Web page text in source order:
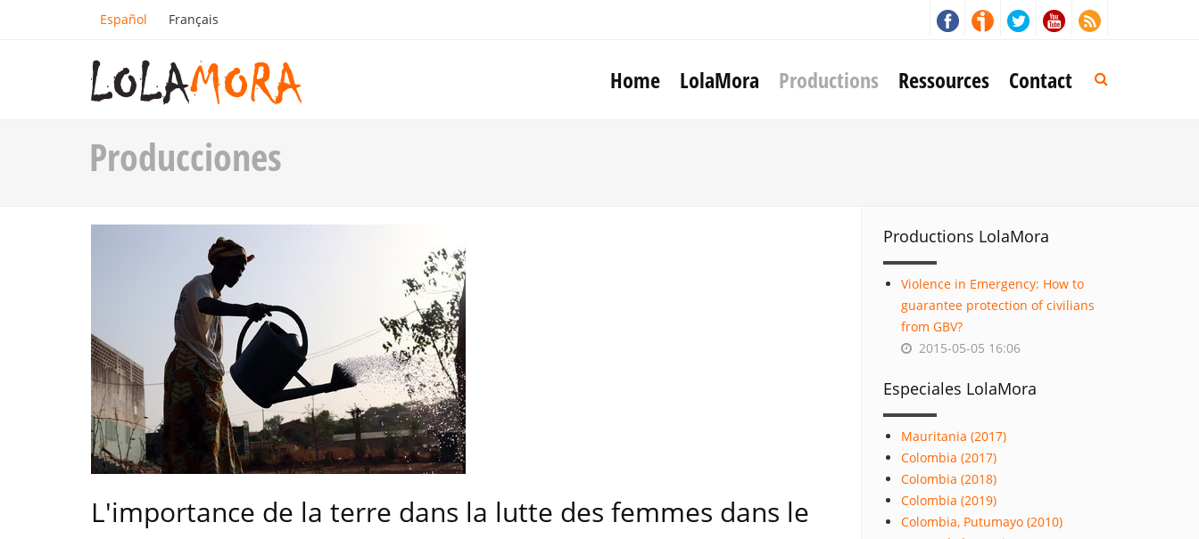
Español Français
Home LolaMora Productions Ressources Contact
Producciones
L'importance de la terre dans la lutte des femmes dans le
Productions LolaMora
Violence in Emergency: How to
guarantee protection of civilians
from GBV?
2015-05-05 16:06
Especiales LolaMora
Mauritania (2017)
Colombia (2017)
Colombia (2018)
Colombia (2019)
Colombia, Putumayo (2010)